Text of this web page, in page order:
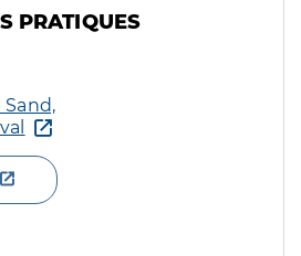
PRATIQUES